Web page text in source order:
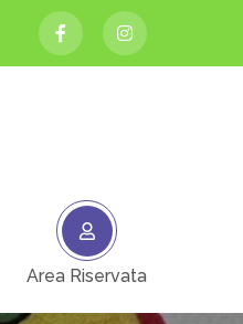
Area Riservata